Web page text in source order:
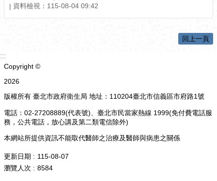
資料檢視： 115-08-04 09:42
回上一頁
:::
Copyright ©
2026
版權所有 臺北市政府衛生局 地址：110204臺北市信義區市府路1號
電話：02-27208889(代表號)、臺北市民當家熱線 1999(免付費電話服
務，公共電話，放心講及第二類電信除外)
本網站所提供資訊不能取代醫師之治療及醫師與病患之關係
更新日期
115-08-07
瀏覽人次
8584